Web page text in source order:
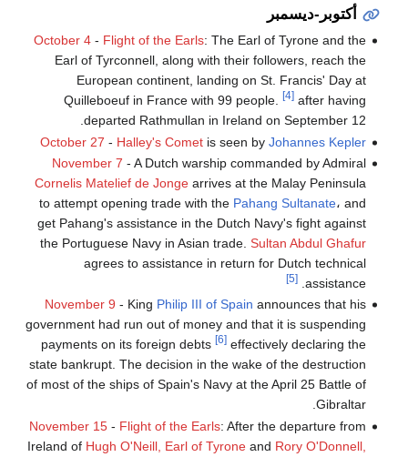
أكتوبر-ديسمبر
October 4- Flight of the Earls: The Earl of Tyrone and the
Earl of Tyrconnell, along with their followers, reach the
European continent, landing on St. Francis' Day at
Quilleboeuf in France with 99 people.
[4]after having
departed Rathmullan in Ireland on September 12.
October 27 - Halley's Cometis seen by Johannes Kepler
November 7 - A Dutch warship commanded by Admiral
Cornelis Matelief de Jongearrives at the Malay Peninsula
to attempt opening trade with the Pahang Sultanate، and
get Pahang's assistance in the Dutch Navy's fight against
the Portuguese Navy in Asian trade. Sultan Abdul Ghafur
agrees to assistance in return for Dutch technical
assistance.
[5]
November 9 - King Philip III of Spain announces that his
government had run out of money and that it is suspending
payments on its foreign debts
[6]effectively declaring the
state bankrupt. The decision in the wake of the destruction
of most of the ships of Spain's Navy at the April 25 Battle of
Gibraltar.
November 15- Flight of the Earls: After the departure from
Ireland of Hugh O'Neill, Earl of Tyroneand Rory O'Donnell,